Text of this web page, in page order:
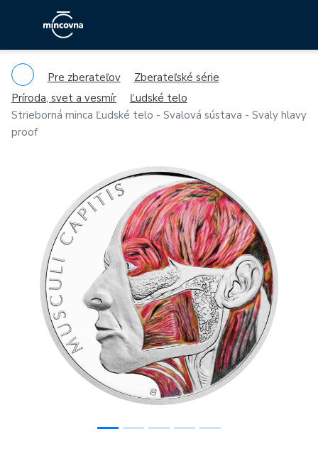
Pre zberateľov
Zberateľské série
Príroda, svet a vesmír
Ľudské telo
Strieborná minca Ľudské telo - Svalová sústava - Svaly hlavy
proof
Previous